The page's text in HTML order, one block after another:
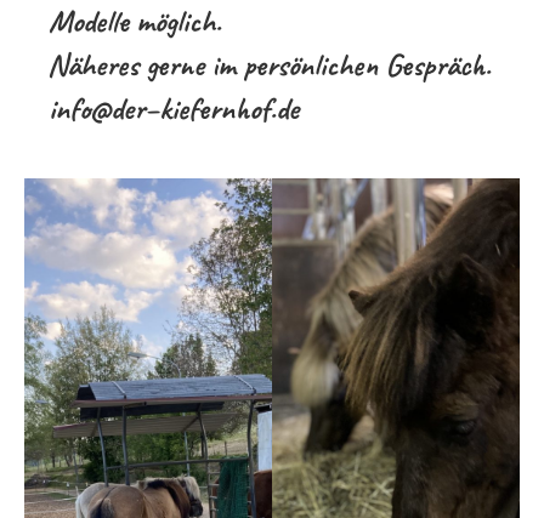
Modelle möglich.
Näheres gerne im persönlichen Gespräch.
info@der–kiefernhof.de